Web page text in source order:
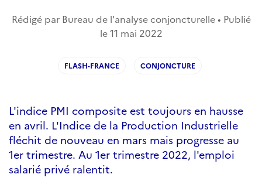
Rédigé par Bureau de l'analyse conjoncturelle • Publié
le11 mai 2022
FLASH-FRANCE CONJONCTURE
L'indice PMI composite est toujours en hausse
en avril. L'Indice de la Production Industrielle
fléchit de nouveau en mars mais progresse au
1er trimestre. Au 1er trimestre 2022, l'emploi
salarié privé ralentit.